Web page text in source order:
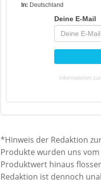
In: Deutschland
Deine E-Mail
Informationen
*Hinweis der Redaktion
Produkte wurden uns
Produktwert hinaus
Redaktion ist dennoch